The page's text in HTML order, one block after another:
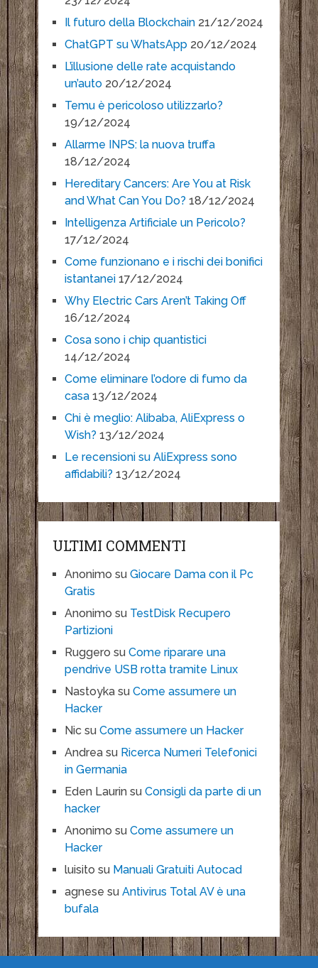
Il futuro della Blockchain 21/12/2024
ChatGPT su WhatsApp 20/12/2024
L’illusione delle rate acquistando
un’auto 20/12/2024
Temu è pericoloso utilizzarlo?
19/12/2024
Allarme INPS: la nuova truffa
18/12/2024
Hereditary Cancers: Are You at Risk
and What Can You Do? 18/12/2024
Intelligenza Artificiale un Pericolo?
17/12/2024
Come funzionano e i rischi dei bonifici
istantanei 17/12/2024
Why Electric Cars Aren’t Taking Off
16/12/2024
Cosa sono i chip quantistici
14/12/2024
Come eliminare l’odore di fumo da
casa 13/12/2024
Chi è meglio: Alibaba, AliExpress o
Wish? 13/12/2024
Le recensioni su AliExpress sono
affidabili? 13/12/2024
ULTIMI COMMENTI
Anonimo su Giocare Dama con il Pc
Gratis
Anonimo su TestDisk Recupero
Partizioni
Ruggero su Come riparare una
pendrive USB rotta tramite Linux
Nastoykasu Come assumere un
Hacker
Nicsu Come assumere un Hacker
Andreasu Ricerca Numeri Telefonici
in Germania
Eden Laurinsu Consigli da parte di un
hacker
Anonimo su Come assumere un
Hacker
luisito su Manuali Gratuiti Autocad
agnese su Antivirus Total AV è una
bufala